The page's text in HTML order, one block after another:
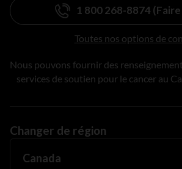
1 800 268-8874
Toutes nos options de
Nous pouvons fournir des
services de soutien pour le cancer au
Changer de région